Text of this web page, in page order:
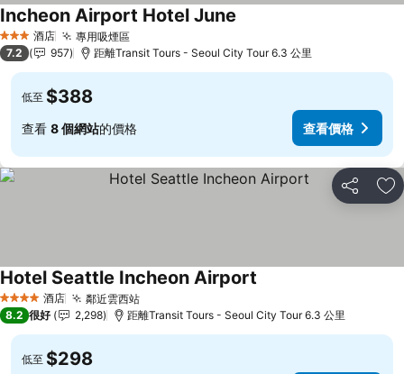
3 星級 酒店 專用吸煙區
Incheon Airport Hotel June
7.2 957 距離Transit Tours - Seoul City Tour 6.3 公里
低至 $388
查看 8 個網站的價格 查看價格
分享 放
4 星級 酒店 鄰近雲西站
Hotel Seattle Incheon Airport
8.2 很好 2,298 距離Transit Tours - Seoul City Tour 6.3 公里
低至 $298